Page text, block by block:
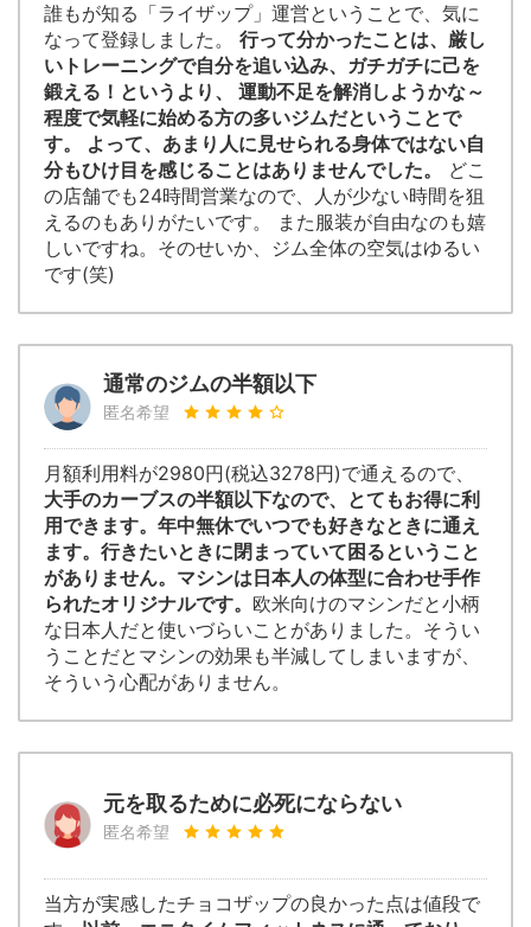
誰もが知る「ライザップ」運営ということで、気に
なって登録しました。 行って分かったことは、厳し
いトレーニングで自分を追い込み、ガチガチに己を
鍛える！というより、 運動不足を解消しようかな～
程度で気軽に始める方の多いジムだということで
す。 よって、あまり人に見せられる身体ではない自
分もひけ目を感じることはありませんでした。
どこ
の店舗でも24時間営業なので、人が少ない時間を狙
えるのもありがたいです。 また服装が自由なのも嬉
しいですね。そのせいか、ジム全体の空気はゆるい
です(笑)
通常のジムの半額以下
匿名希望
月額利用料が2980円(税込3278円)で通えるので、
大手のカーブスの半額以下なので、とてもお得に利
用できます。年中無休でいつでも好きなときに通え
ます。行きたいときに閉まっていて困るということ
がありません。マシンは日本人の体型に合わせ手作
られたオリジナルです。 欧米向けのマシンだと小柄
な日本人だと使いづらいことがありました。そうい
うことだとマシンの効果も半減してしまいますが、
そういう心配がありません。
元を取るために必死にならない
匿名希望
当方が実感したチョコザップの良かった点は値段で